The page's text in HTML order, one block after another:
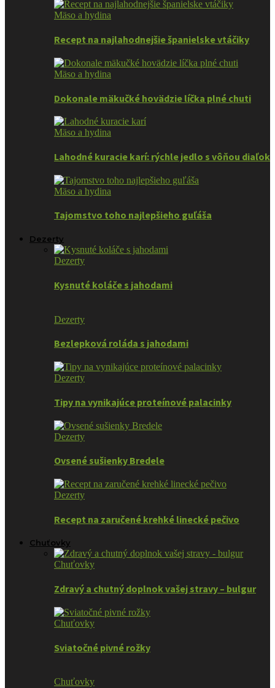
Mäso a hydina
Recept na najlahodnejšie španielske vtáčiky
Mäso a hydina
Dokonale mäkučké hovädzie líčka plné chuti
Mäso a hydina
Lahodné kuracie karí: rýchle jedlo s vôňou diaľok
Mäso a hydina
Tajomstvo toho najlepšieho guľáša
Dezerty
Dezerty
Kysnuté koláče s jahodami
Dezerty
Bezlepková roláda s jahodami
Dezerty
Tipy na vynikajúce proteínové palacinky
Dezerty
Ovsené sušienky Bredele
Dezerty
Recept na zaručené krehké linecké pečivo
Chuťovky
Chuťovky
Zdravý a chutný doplnok vašej stravy – bulgur
Chuťovky
Sviatočné pivné rožky
Chuťovky